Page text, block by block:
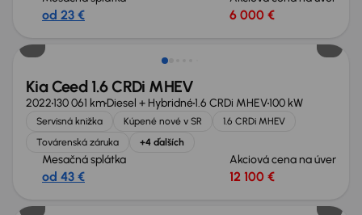
od 23 € 6 000 €
Kia Ceed 1.6 CRDi MHEV
2022130 061 kmDiesel + Hybridné1.6 CRDi MHEV100 kW
Servisná knižka Kúpené nové v SR
1.6 CRDi MHEV
Továrenská záruka
+4 ďalších
Mesačná splátka
od 43 €
Akciová cena na úver
12 100 €